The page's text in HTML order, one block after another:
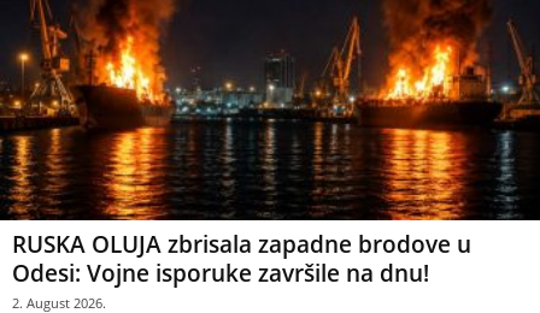
RUSKA OLUJA zbrisala zapadne brodove u
Odesi: Vojne isporuke završile na dnu!
2. August 2026.